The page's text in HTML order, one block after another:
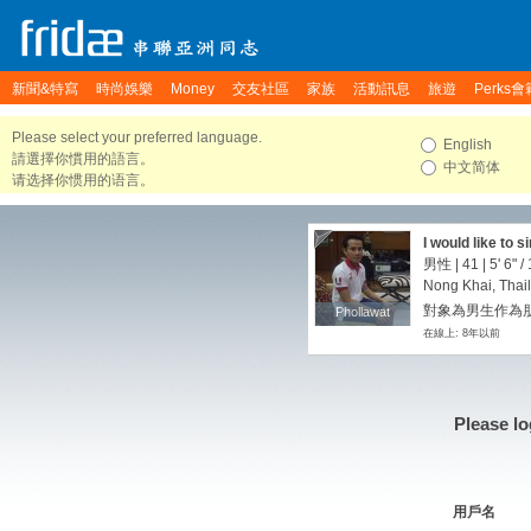
新聞&特寫 時尚娛樂 Money 交友社區 家族 活動訊息 旅遊 Perks會
Please select your preferred language.
請選擇你慣用的語言。
请选择你惯用的语言。
English
中文简体
Phollawat
Phollawat
I would like to
every day.
男性 | 41 | 5' 6" /
Nong Khai,
對象為男生作為
在線上: 8年以前
Please
用戶名